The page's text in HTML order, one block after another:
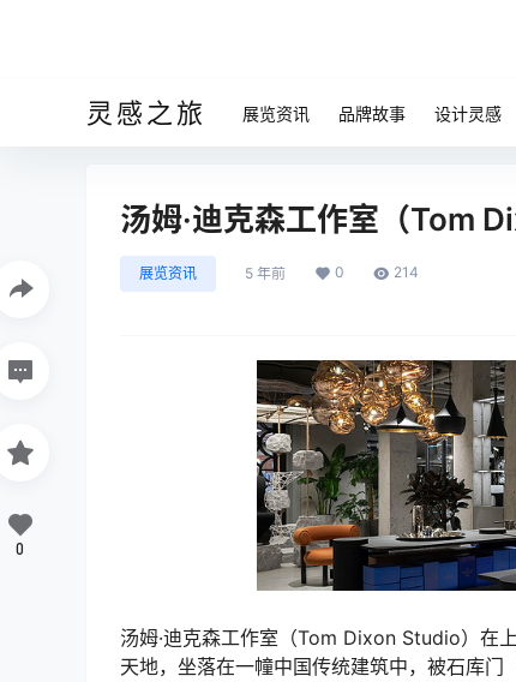
灵感之旅 展览资讯 品牌故事 设计灵感
汤姆·迪克森工作室（Tom
展览资讯 5 年前 0 214
汤姆·迪克森工作室（Tom Dixon Studio）在
天地，坐落在一幢中国传统建筑中，被石库
0